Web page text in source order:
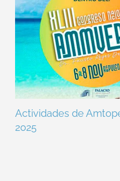
Actividades de
2025